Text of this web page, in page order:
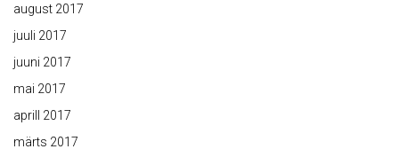
august 2017
juuli 2017
juuni 2017
mai 2017
aprill 2017
märts 2017